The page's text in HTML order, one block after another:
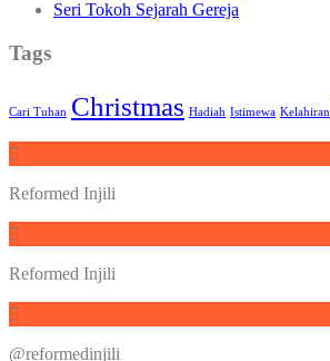
Seri Tokoh Sejarah Gereja
Tags
Cari Tuhan Christmas Hadiah Istimewa Kelahiran
Reformed Injili
Reformed Injili
@reformedinjili